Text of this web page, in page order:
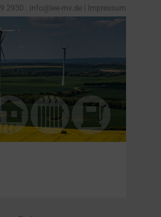
2930 info@lee-mv.de Impressum